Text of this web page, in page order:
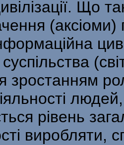
Що
(аксіоми)
зростанням
рівень
виробляти,